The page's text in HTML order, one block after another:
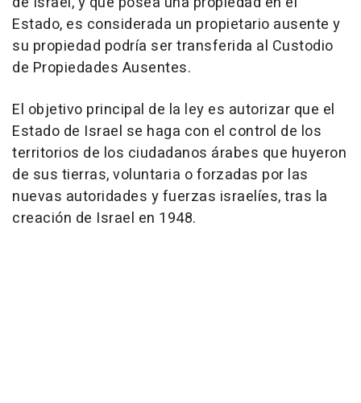
Estado, es considerada un propietario ausente y
su propiedad podría ser transferida al Custodio
de Propiedades Ausentes.
El objetivo principal de la ley es autorizar que el
Estado de Israel se haga con el control de los
territorios de los ciudadanos árabes que huyeron
de sus tierras, voluntaria o forzadas por las
nuevas autoridades y fuerzas israelíes, tras la
creación de Israel en 1948.